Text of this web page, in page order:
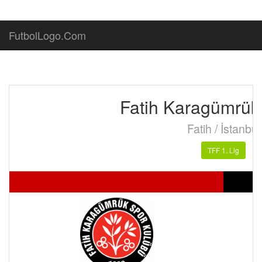
FutbolLogo.Com
Fatih
Fatih / İstanbul
TFF 1. Lig